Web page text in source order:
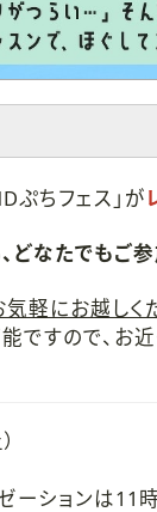
ぷちフェス」が
どなたでもご
軽にお越しく
すので、お近
ーションは11